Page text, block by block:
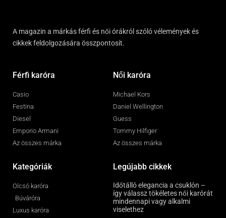
A magazin a márkás férfi és női órákról szóló vélemények és
cikkek feldolgozására összpontosít.
Férfi karóra
Casio
Festina
Diesel
Emporio Armani
Az összes márka
Női karóra
Michael Kors
Daniel Wellington
Guess
Tommy Hilfiger
Az összes márka
Kategóriák
Olcsó karóra
Búváróra
Luxus karóra
Legújabb cikkek
Időtálló elegancia a csuklón –
így válassz tökéletes női karórát
mindennapi vagy alkalmi
viselethez